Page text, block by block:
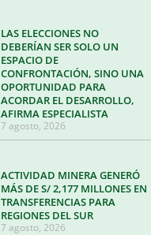
LAS ELECCIONES NO
DEBERÍAN SER SOLO UN
ESPACIO DE
CONFRONTACIÓN, SINO UNA
OPORTUNIDAD PARA
ACORDAR EL DESARROLLO,
AFIRMA ESPECIALISTA
7 agosto, 2026
ACTIVIDAD MINERA GENERÓ
MÁS DE S/ 2,177 MILLONES EN
TRANSFERENCIAS PARA
REGIONES DEL SUR
7 agosto, 2026